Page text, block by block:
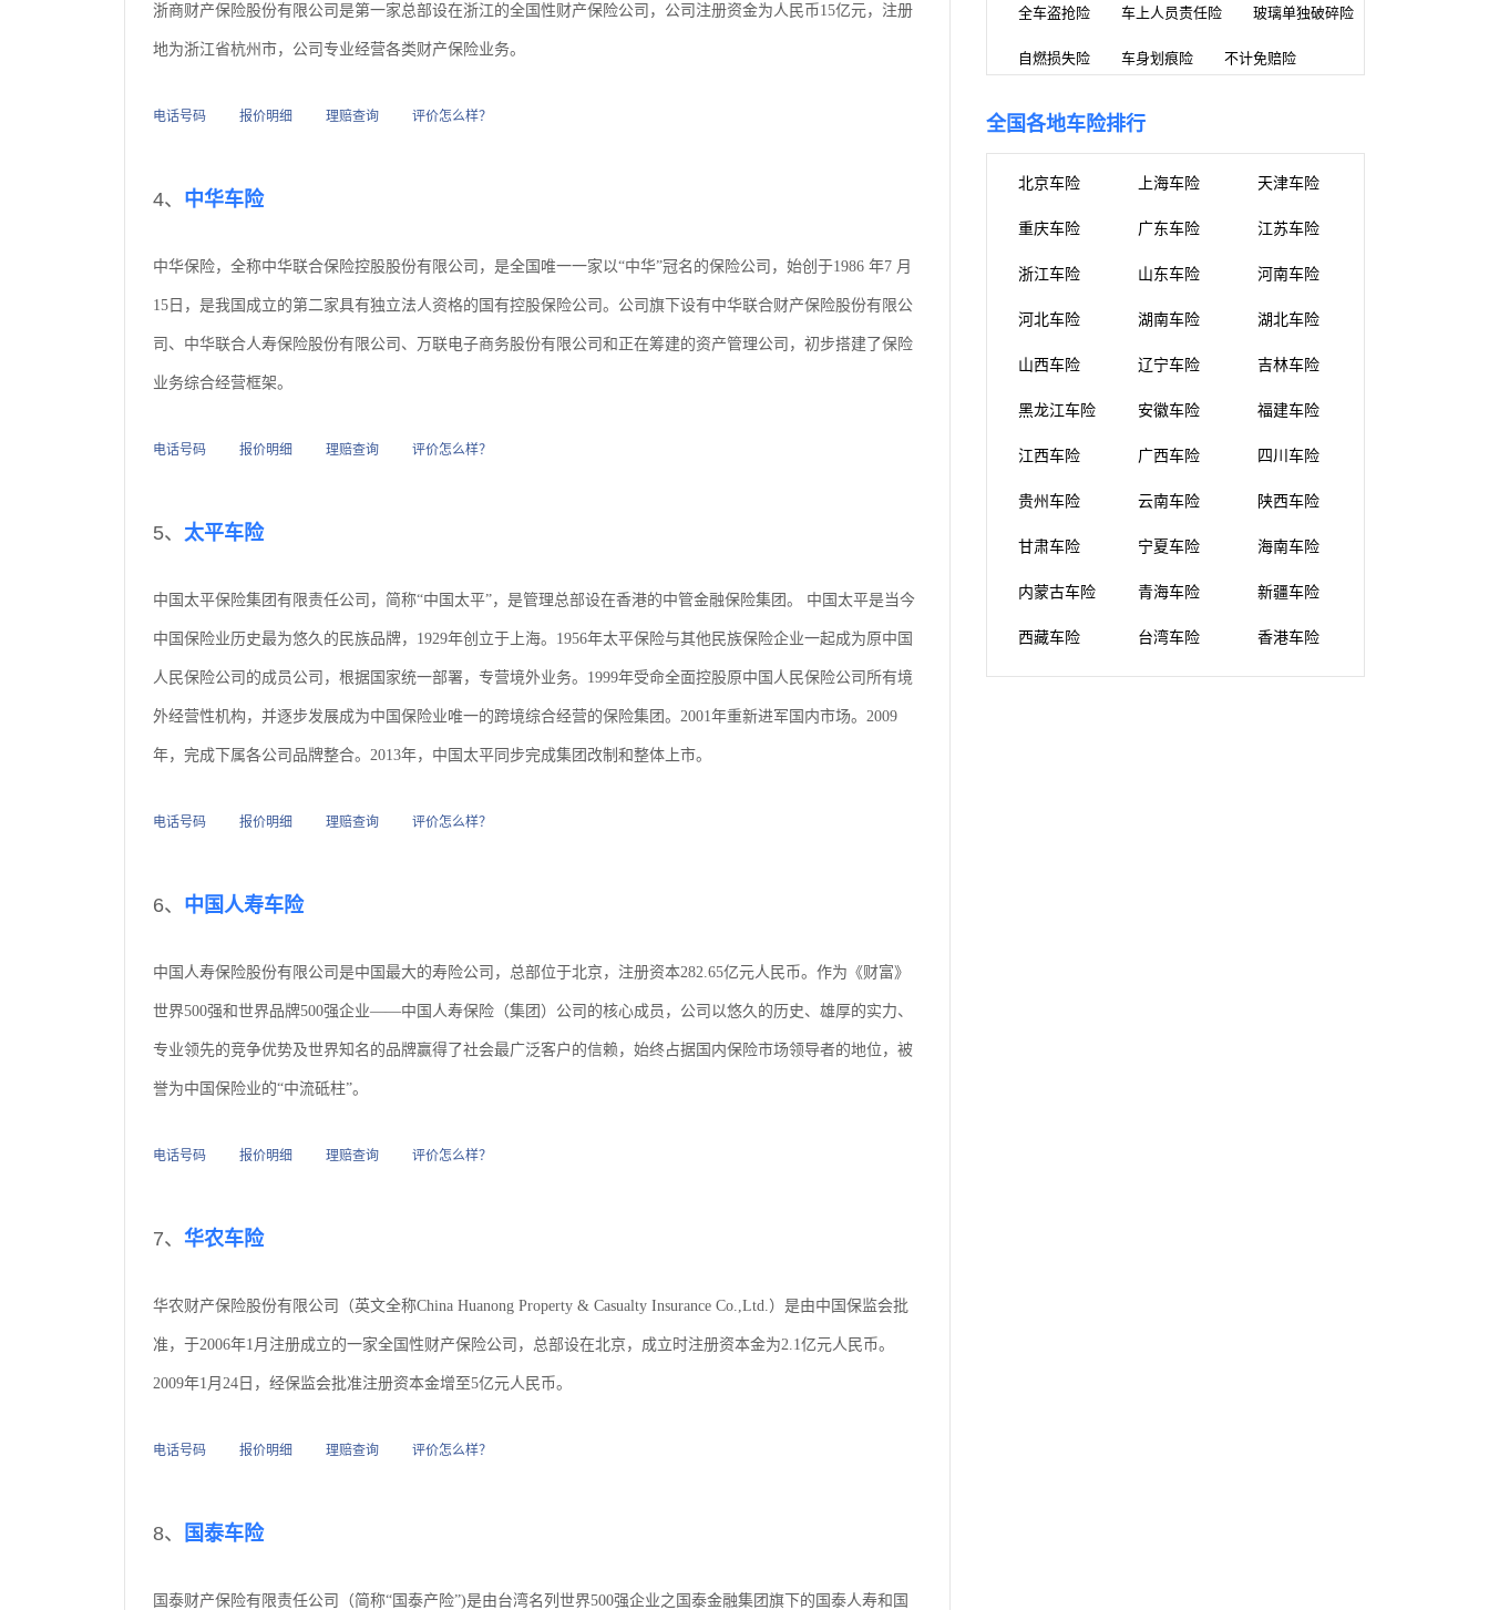
浙商财产保险股份有限公司是第一家总部设在浙江的全国性财产保险公司，公司注册资金为人民币15亿元，注册
地为浙江省杭州市，公司专业经营各类财产保险业务。
电话号码 报价明细 理赔查询 评价怎么样？
4、 中华车险
中华保险，全称中华联合保险控股股份有限公司，是全国唯一一家以“中华”冠名的保险公司，始创于1986 年7 月
15日，是我国成立的第二家具有独立法人资格的国有控股保险公司。公司旗下设有中华联合财产保险股份有限公
司、中华联合人寿保险股份有限公司、万联电子商务股份有限公司和正在筹建的资产管理公司，初步搭建了保险
业务综合经营框架。
电话号码 报价明细 理赔查询 评价怎么样？
5、 太平车险
中国太平保险集团有限责任公司，简称“中国太平”，是管理总部设在香港的中管金融保险集团。 中国太平是当今
中国保险业历史最为悠久的民族品牌，1929年创立于上海。1956年太平保险与其他民族保险企业一起成为原中国
人民保险公司的成员公司，根据国家统一部署，专营境外业务。1999年受命全面控股原中国人民保险公司所有境
外经营性机构，并逐步发展成为中国保险业唯一的跨境综合经营的保险集团。2001年重新进军国内市场。2009
年，完成下属各公司品牌整合。2013年，中国太平同步完成集团改制和整体上市。
电话号码 报价明细 理赔查询 评价怎么样？
6、 中国人寿车险
中国人寿保险股份有限公司是中国最大的寿险公司，总部位于北京，注册资本282.65亿元人民币。作为《财富》
世界500强和世界品牌500强企业——中国人寿保险（集团）公司的核心成员，公司以悠久的历史、雄厚的实力、
专业领先的竞争优势及世界知名的品牌赢得了社会最广泛客户的信赖，始终占据国内保险市场领导者的地位，被
誉为中国保险业的“中流砥柱”。
电话号码 报价明细 理赔查询 评价怎么样？
7、 华农车险
华农财产保险股份有限公司（英文全称China Huanong Property & Casualty Insurance Co.,Ltd.）是由中国保监会批
准，于2006年1月注册成立的一家全国性财产保险公司，总部设在北京，成立时注册资本金为2.1亿元人民币。
2009年1月24日，经保监会批准注册资本金增至5亿元人民币。
电话号码 报价明细 理赔查询 评价怎么样？
8、 国泰车险
国泰财产保险有限责任公司（简称“国泰产险”)是由台湾名列世界500强企业之国泰金融集团旗下的国泰人寿和国
全车盗抢险 车上人员责任险 玻璃单独破碎险
自燃损失险 车身划痕险 不计免赔险
全国各地车险排行
北京车险 上海车险 天津车险
重庆车险 广东车险 江苏车险
浙江车险 山东车险 河南车险
河北车险 湖南车险 湖北车险
山西车险 辽宁车险 吉林车险
黑龙江车险 安徽车险 福建车险
江西车险 广西车险 四川车险
贵州车险 云南车险 陕西车险
甘肃车险 宁夏车险 海南车险
内蒙古车险 青海车险 新疆车险
西藏车险 台湾车险 香港车险